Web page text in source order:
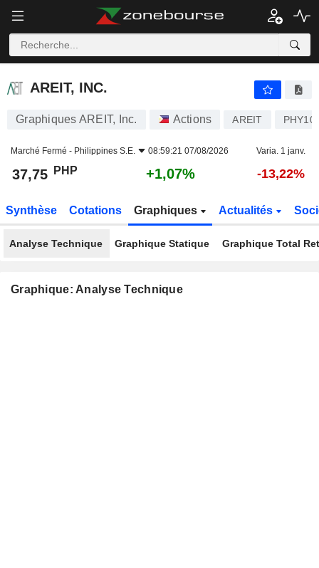
AREIT, INC.
AREIT, INC.
Graphiques AREIT, Inc. Actions AREIT
Marché Fermé - Philippines S.E. 08:59:21 07/08/2026 Varia. 1 janv.
37,75 PHP +1,07% -13,22%
Synthèse Cotations Graphiques Actualités
Analyse Technique Graphique Statique Graphique Total
Graphique: Analyse Technique